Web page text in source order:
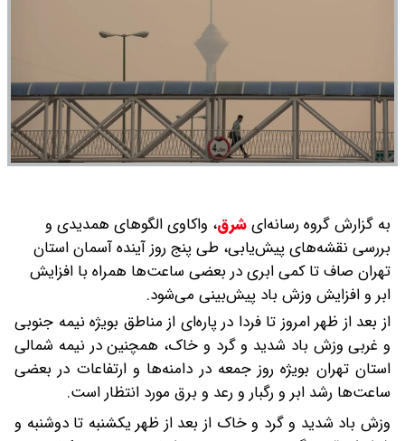
به گزارش گروه رسانه‌ایشرق، واکاوی الگوهای همدیدی و
بررسی نقشه‌های پیش‌یابی، طی پنج روز آینده آسمان استان
تهران صاف تا کمی ابری در بعضی ساعت‌ها همراه با افزایش
ابر و افزایش وزش باد پیش‌بینی می‌شود.
از بعد از ظهر امروز تا فردا در پاره‌ای از مناطق بویژه نیمه جنوبی
و غربی وزش باد شدید و گرد و خاک، همچنین در نیمه شمالی
استان تهران بویژه روز جمعه در دامنه‌ها و ارتفاعات در بعضی
ساعت‌ها رشد ابر و رگبار و رعد و برق مورد انتظار است.
وزش باد شدید و گرد و خاک از بعد از ظهر یکشنبه تا دوشنبه و